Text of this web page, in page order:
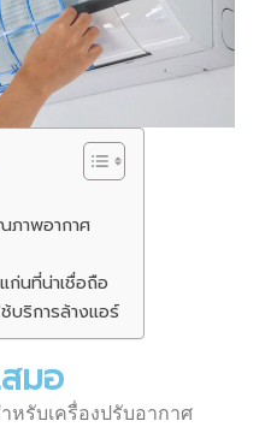
ภาพอากาศ
ก่นที่น่าเชื่อถือ
บริการล้างแอร์
มอ
หรับเครื่องปรับอากาศ